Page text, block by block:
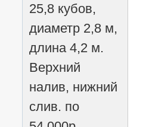
25,8 кубов,
диаметр 2,8 м,
длина 4,2 м.
Верхний
налив, нижний
слив. по